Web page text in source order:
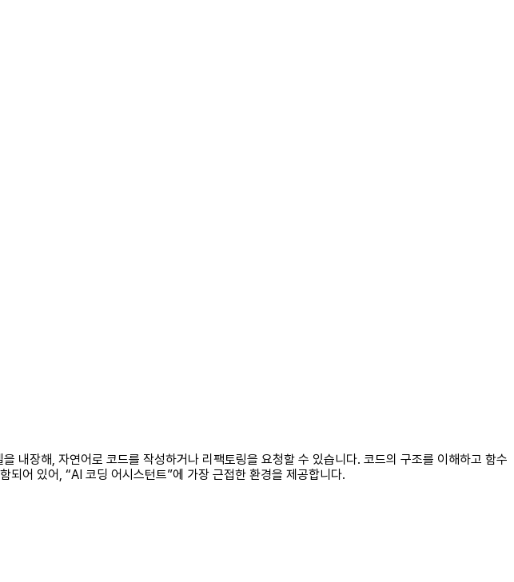
장해, 자연어로 코드를 작성하거나 리팩토링을 요청할 수 있습니다. 코드의 구조를 이해하고 함수
어 있어, “AI 코딩 어시스턴트”에 가장 근접한 환경을 제공합니다.